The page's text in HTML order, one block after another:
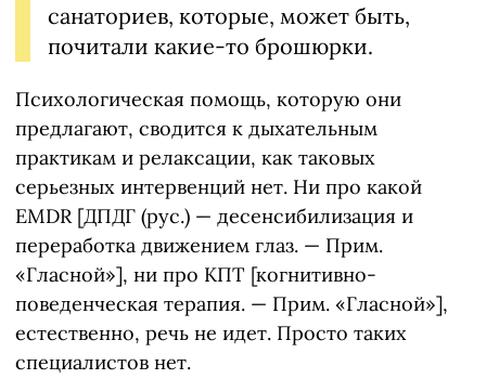
санаториев, которые, может быть,
почитали какие-то брошюрки.
Психологическая помощь, которую они
предлагают, сводится к дыхательным
практикам и релаксации, как таковых
серьезных интервенций нет. Ни про какой
EMDR [ДПДГ (рус.) — десенсибилизация и
переработка движением глаз. — Прим.
«Гласной»], ни про КПТ [когнитивно-
поведенческая терапия. — Прим. «Гласной»],
естественно, речь не идет. Просто таких
специалистов нет.